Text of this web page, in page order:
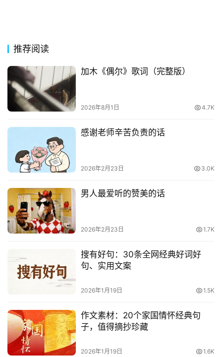
常
用
贺
词
网
热
词
电
影
台
词
他
词
登录 注册
推荐阅读
加木《偶尔》歌词（完整版）
2026年8月1日 4.7K
感谢老师辛苦负责的话
2026年2月23日 3.0K
男人最爱听的赞美的话
2026年2月23日 1.7K
搜有好句：30条全网经典好词好
句、实用文案
2026年1月19日 1.5K
作文素材：20个家国情怀经典句
子，值得摘抄珍藏
2026年1月19日 1.6K